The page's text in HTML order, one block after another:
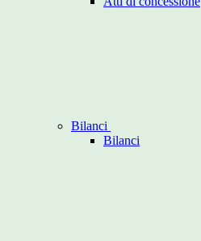
Bilanci
Bilanci